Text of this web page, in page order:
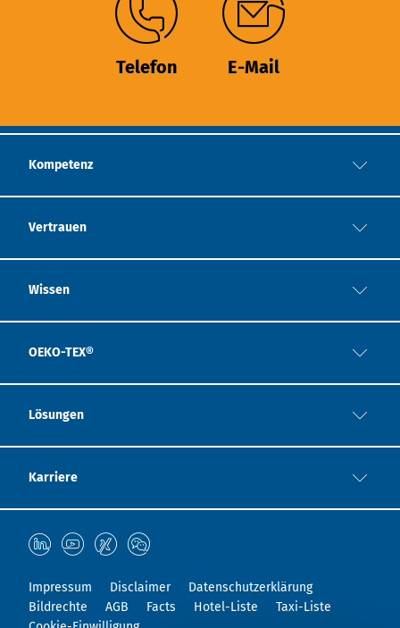
Telefon E-Mail
Kompetenz
Vertrauen
Wissen
OEKO-TEX®
Lösungen
Karriere
Impressum Disclaimer
Datenschutzerklärung
Bildrechte
AGB Facts Hotel-Liste
Taxi-Liste